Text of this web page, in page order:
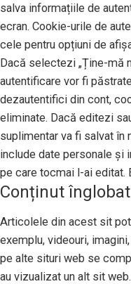
salva informațiile de
ecran. Cookie-urile de
cele pentru opțiuni de
Dacă selectezi „Ține-mă
autentificare vor fi
dezautentifici din cont,
eliminate. Dacă editezi
suplimentar va fi salvat în
include date personale și
pe care tocmai l-ai editat.
Conținut
Articolele din acest sit
exemplu, videouri,
pe alte situri web se
au vizualizat un alt sit